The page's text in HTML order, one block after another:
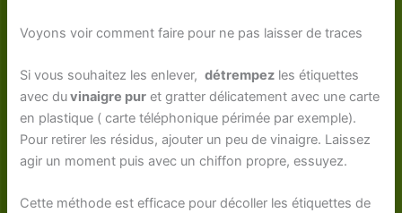
Voyons voir comment faire pour ne pas laisser de traces
Si vous souhaitez les enlever,détrempez les étiquettes
avec duvinaigre pur et gratter délicatement avec une carte
en plastique ( carte téléphonique périmée par exemple).
Pour retirer les résidus, ajouter un peu de vinaigre. Laissez
agir un moment puis avec un chiffon propre, essuyez.
Cette méthode est efficace pour décoller les étiquettes de